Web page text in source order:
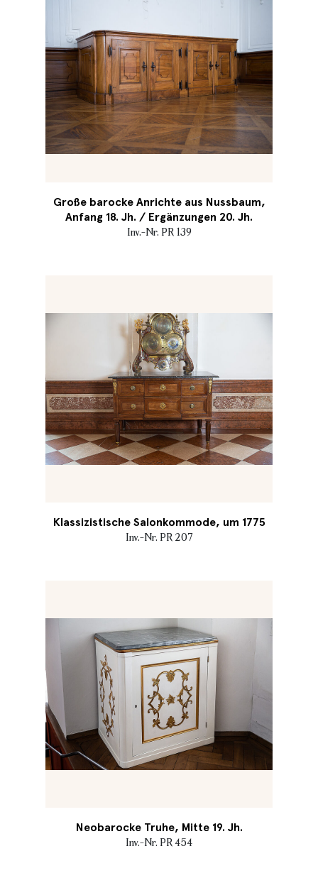
Große barocke Anrichte aus Nussbaum,
Anfang 18. Jh. / Ergänzungen 20. Jh.
Inv.-Nr. PR 139
Klassizistische Salonkommode, um 1775
Inv.-Nr. PR 207
Neobarocke Truhe, Mitte 19. Jh.
Inv.-Nr. PR 454